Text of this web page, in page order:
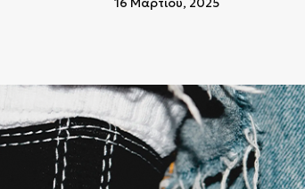
16 Μαρτίου, 2025